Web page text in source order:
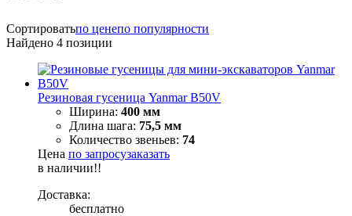
Сортироватьпо ценепо популярности
Найдено 4 позиции
Резиновая гусеница Yanmar B50V
Ширина: 400 мм
Длина шага: 75,5 мм
Количество звеньев: 74
Цена по запросузаказать
в наличии!!
Доставка:
бесплатно